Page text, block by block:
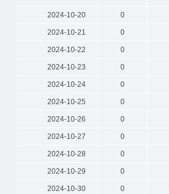
2024-10-20 0
2024-10-21 0
2024-10-22 0
2024-10-23 0
2024-10-24 0
2024-10-25 0
2024-10-26 0
2024-10-27 0
2024-10-28 0
2024-10-29 0
2024-10-30 0